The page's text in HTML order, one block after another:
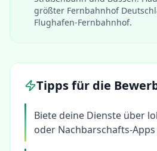
größter Fernbahnhof
Flughafen-Fernbahnhof.
Tipps für die
Biete deine Dienste über
oder Nachbarschafts-Apps